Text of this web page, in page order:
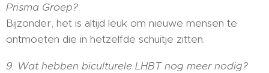
Prisma Groep?
Bijzonder, het is altijd leuk om nieuwe mensen te
ontmoeten die in hetzelfde schuitje zitten.
9. Wat hebben biculturele LHBT nog meer nodig?